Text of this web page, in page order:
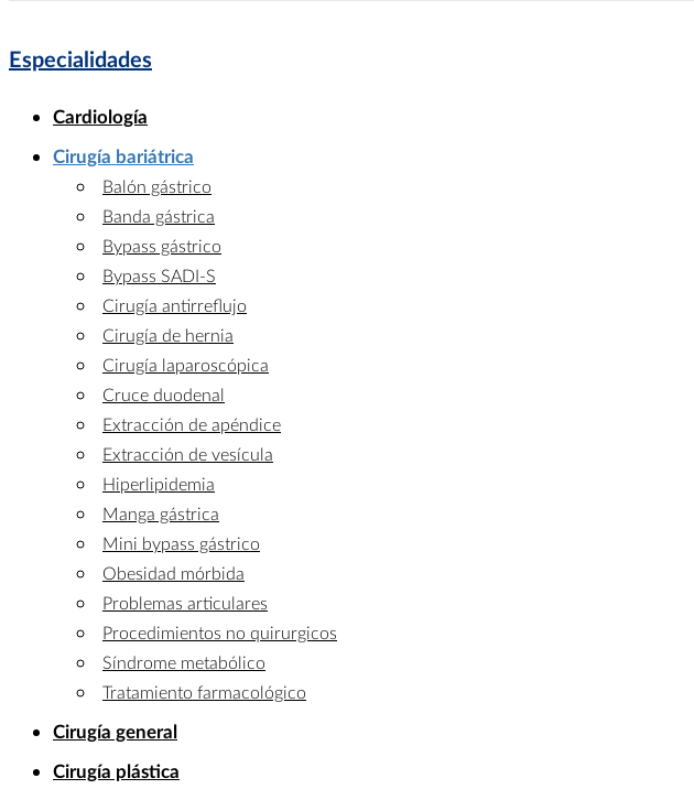
Especialidades
Cardiología
Cirugía bariátrica
Balón gástrico
Banda gástrica
Bypass gástrico
Bypass SADI-S
Cirugía antirreflujo
Cirugía de hernia
Cirugía laparoscópica
Cruce duodenal
Extracción de apéndice
Extracción de vesícula
Hiperlipidemia
Manga gástrica
Mini bypass gástrico
Obesidad mórbida
Problemas articulares
Procedimientos no quirurgicos
Síndrome metabólico
Tratamiento farmacológico
Cirugía general
Cirugía plástica